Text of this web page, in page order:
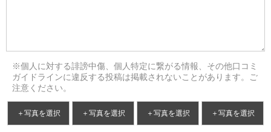
※個人に対する誹謗中傷、個人特定に繋がる情報、その他口コミ
ガイドラインに違反する投稿は掲載されないことがあります。ご
注意ください。
＋写真を選択 ＋写真を選択 ＋写真を選択 ＋写真を選択